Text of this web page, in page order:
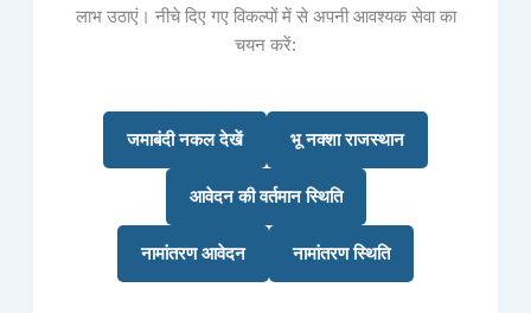
लाभ उठाएं। नीचे दिए गए विकल्पों में से अपनी आवश्यक सेवा का
चयन करें:
जमाबंदी नकल देखें भू नक्शा राजस्थान
आवेदन की वर्तमान स्थिति
नामांतरण आवेदन नामांतरण स्थिति